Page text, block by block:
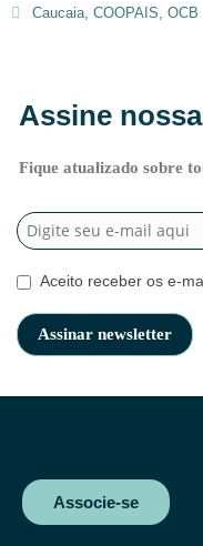
Caucaia, COOPAIS, OCB
Assine
Fique atualizado sobre
Aceito receber os e-
Associe-se